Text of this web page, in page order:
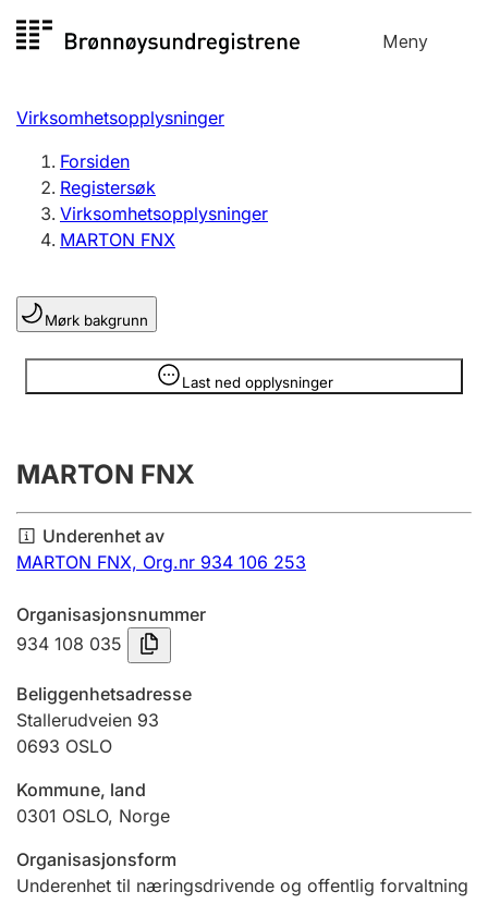
til
Meny
Registersøk
Aksjeselskap
Enkeltpersonforetak
Registrere, endre, slette
Lag og forening
Registrere, endre, slette
Årsregnskap
Innsending og forsinkelsesgebyr
Tinglysing
Jeger
Betaling og jegeravgiftskort
Ektepaktveileder
Virksomhetsopplysninger
Forsiden
Registersøk
Virksomhetsopplysninger
MARTON FNX
Mørk bakgrunn
Last ned opplysninger
Opplysninger er skjult
MARTON FNX
Underenhet av
MARTON FNX, Org.nr 934 106 253
Organisasjonsnummer
934 108 035
Beliggenhetsadresse
Stallerudveien 93
0693 OSLO
Kommune, land
0301 OSLO, Norge
Organisasjonsform
Underenhet til næringsdrivende og offentlig forvaltning